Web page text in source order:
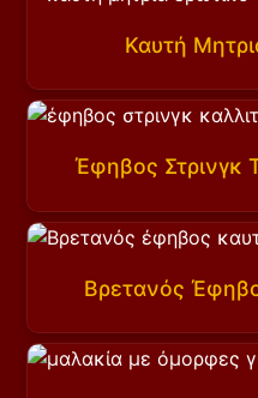
Καυτή
Έφηβος Στρινγκ
Βρετανός